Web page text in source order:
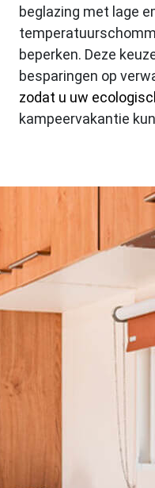
beglazing met lage
beperken. Deze
besparingen op
zodat u uw
kampeervakantie